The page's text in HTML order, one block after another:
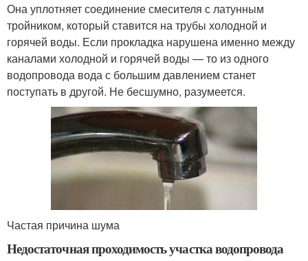
Она уплотняет соединение смесителя с латунным
тройником, который ставится на трубы холодной и
горячей воды. Если прокладка нарушена именно между
каналами холодной и горячей воды — то из одного
водопровода вода с большим давлением станет
поступать в другой. Не бесшумно, разумеется.
Частая причина шума
Недостаточная проходимость участка водопровода